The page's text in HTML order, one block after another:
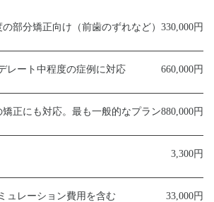
の部分矯正向け（前歯のずれなど） 330,000円
レート 中程度の症例に対応 660,000円
矯正にも対応。最も一般的なプラン880,000円
3,300円
ュレーション費用を含む 33,000円